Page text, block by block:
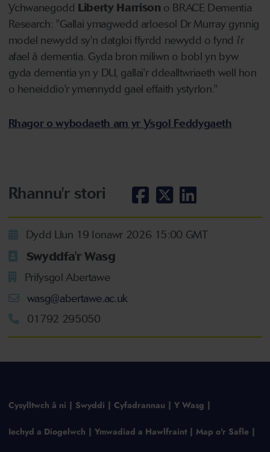
Ychwanegodd Liberty Harrison o BRACE Dementia
Research: "Gallai ymagwedd arloesol Dr Murray gynnig
model newydd sy'n datgloi ffyrdd newydd o fynd i'r
afael â dementia. Gyda bron miliwn o bobl yn byw
gyda dementia yn y DU, gallai'r ddealltwriaeth well hon
o heneiddio'r ymennydd gael effaith ystyrlon."
Rhagor o wybodaeth am yr Ysgol Feddygaeth
Rhannu'r stori
Dydd Llun 19 Ionawr 2026 15:00 GMT
Swyddfa'r Wasg
Prifysgol Abertawe
wasg@abertawe.ac.uk
01792 295050
Cysylltwch â ni Swyddi Cyfadrannau Y Wasg
Iechyd a Diogelwch Ymwadiad a Hawlfraint Map o'r Safle